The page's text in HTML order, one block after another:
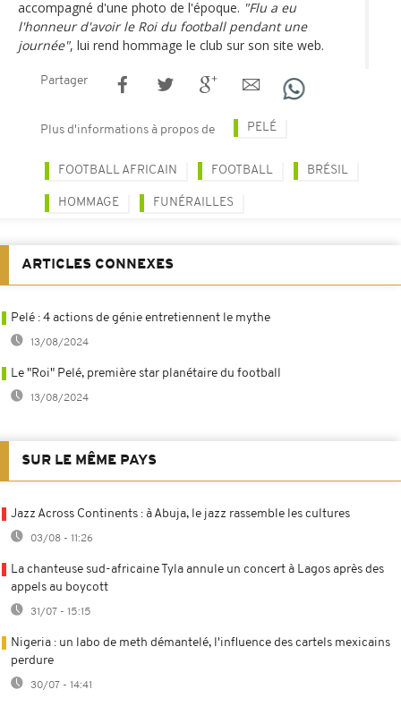
accompagné d'une photo de l'époque. "Flu a eu
l'honneur d'avoir le Roi du football pendant une
journée", lui rend hommage le club sur son site web.
Partager
Plus d'informations à propos de PELÉ
FOOTBALL AFRICAIN FOOTBALL BRÉSIL
HOMMAGE FUNÉRAILLES
ARTICLES CONNEXES
Pelé : 4 actions de génie entretiennent le mythe
13/08/2024
Le "Roi" Pelé, première star planétaire du football
13/08/2024
SUR LE MÊME PAYS
Jazz Across Continents : à Abuja, le jazz rassemble les cultures
03/08 - 11:26
La chanteuse sud-africaine Tyla annule un concert à Lagos après des
appels au boycott
31/07 - 15:15
Nigeria : un labo de meth démantelé, l'influence des cartels mexicains
perdure
30/07 - 14:41